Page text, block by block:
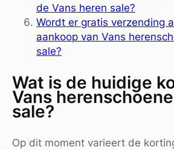
de Vans heren sale?
Wordt er gratis verzending
aankoop van Vans
sale?
Wat is de huidige
Vans
sale?
Op dit moment varieert de